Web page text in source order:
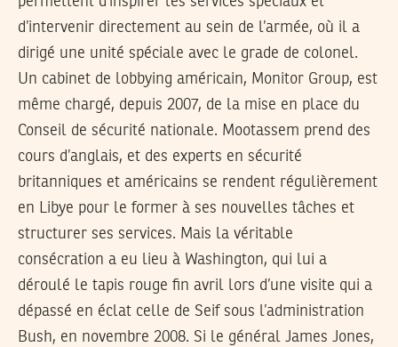
d’intervenir directement au sein de l’armée, où il a
dirigé une unité spéciale avec le grade de colonel.
Un cabinet de lobbying américain, Monitor Group, est
même chargé, depuis 2007, de la mise en place du
Conseil de sécurité nationale. Mootassem prend des
cours d’anglais, et des experts en sécurité
britanniques et américains se rendent régulièrement
en Libye pour le former à ses nouvelles tâches et
structurer ses services. Mais la véritable
consécration a eu lieu à Washington, qui lui a
déroulé le tapis rouge fin avril lors d’une visite qui a
dépassé en éclat celle de Seif sous l’administration
Bush, en novembre 2008. Si le général James Jones,